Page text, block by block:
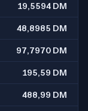
19,5594 DM
48,8985 DM
97,7970 DM
195,59 DM
488,99 DM